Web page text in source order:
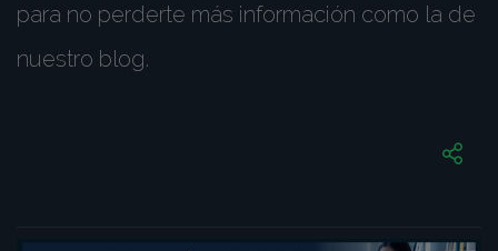
para no perderte más información como la de
nuestro blog.